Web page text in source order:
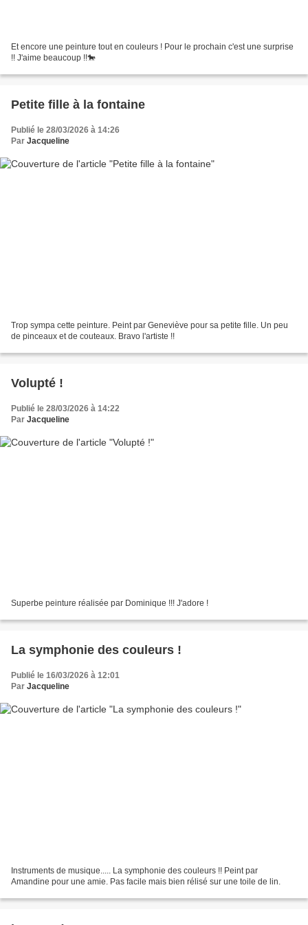
Et encore une peinture tout en couleurs ! Pour le prochain c'est une surprise
!! J'aime beaucoup !!🐎
Petite fille à la fontaine
Publié le 28/03/2026 à 14:26
Par Jacqueline
Trop sympa cette peinture. Peint par Geneviève pour sa petite fille. Un peu
de pinceaux et de couteaux. Bravo l'artiste !!
Volupté !
Publié le 28/03/2026 à 14:22
Par Jacqueline
Superbe peinture réalisée par Dominique !!! J'adore !
La symphonie des couleurs !
Publié le 16/03/2026 à 12:01
Par Jacqueline
Instruments de musique..... La symphonie des couleurs !! Peint par
Amandine pour une amie. Pas facile mais bien rélisé sur une toile de lin.